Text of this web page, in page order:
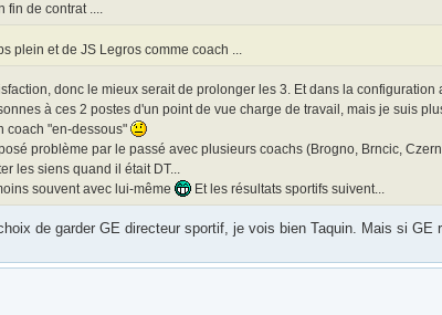
fin de contrat ....
plein et de JS Legros comme coach ...
donc le mieux serait de prolonger les 3. Et dans la configuration
à ces 2 postes d'un point de vue charge de travail, mais je suis
coach "en-dessous"
problème par le passé avec plusieurs coachs (Brogno, Brncic,
les siens quand il était DT...
souvent avec lui-même
Et les résultats sportifs suivent...
de garder GE directeur sportif, je vois bien Taquin. Mais si GE